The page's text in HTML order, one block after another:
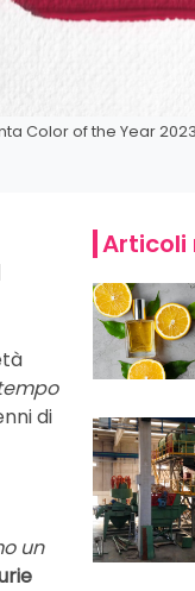
Color of the Year 2023
di
un
Articoli